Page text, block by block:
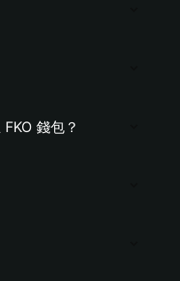
錢包？